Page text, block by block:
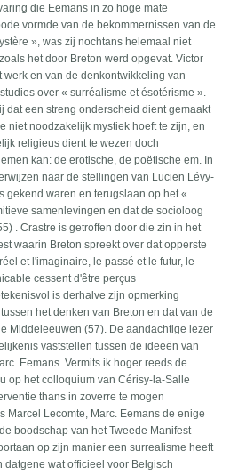
die Eemans in zo hoge mate
vormde van de bekommernissen van de
», was zij nochtans helemaal niet
het door Breton werd opgevat. Victor
werk en van de denkontwikkeling van
over « surréalisme et ésotérisme ».
dat een streng onderscheid dient gemaakt
niet noodzakelijk mystiek hoeft te zijn, en
religieus dient te wezen doch
kan: de erotische, de poëtische em. In
naar de stellingen van Lucien Lévy-
gekend waren en terugslaan op het «
samenlevingen en dat de socioloog
. Crastre is getroffen door die zin in het
waarin Breton spreekt over dat opperste
et l'imaginaire, le passé et le futur, le
cessent d'être perçus
is derhalve zijn opmerking
het denken van Breton en dat van de
Middeleeuwen (57). De aandachtige lezer
vaststellen tussen de ideeën van
Eemans. Vermits ik hoger reeds de
op het colloquium van Cérisy-la-Salle
thans in zoverre te mogen
Marcel Lecomte, Marc. Eemans de enige
boodschap van het Tweede Manifest
op zijn manier een surrealisme heeft
wat officieel voor Belgisch